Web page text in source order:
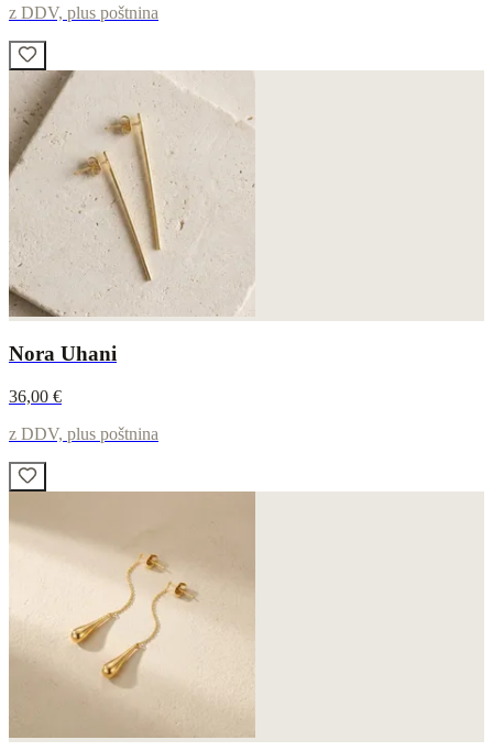
z DDV, plus poštnina
Nora Uhani
36,00 €
z DDV, plus poštnina